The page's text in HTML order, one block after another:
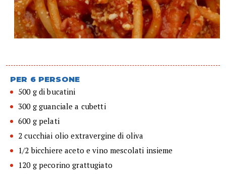
PER 6 PERSONE
500 g di bucatini
300 g guanciale a cubetti
600 g pelati
2 cucchiai olio extravergine di oliva
1/2 bicchiere aceto e vino mescolati insieme
120 g pecorino grattugiato